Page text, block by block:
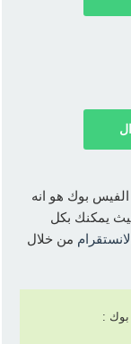
بوك هو انه
يمكنك بكل
من خلال
بوك :